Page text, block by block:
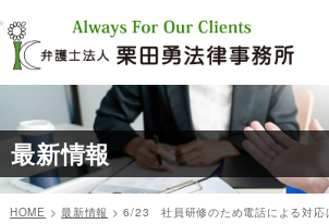
ン
テ
ン
へ
ス
キ
ッ
最新情報
HOME >最新情報 >6/23 社員研修のため電話による対応